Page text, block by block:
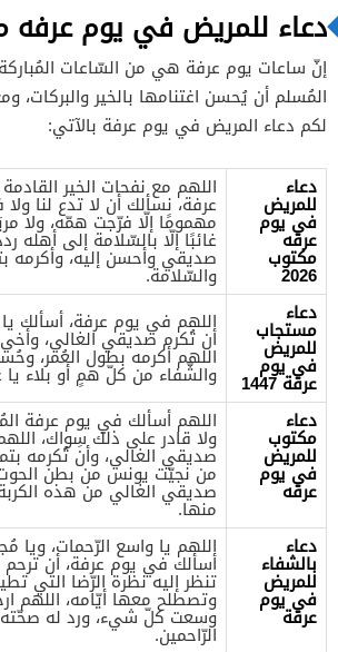
دعاء للمريض في يوم عرفه
إنّ ساعات يوم عرفة هي من السّاعات
المُسلم أن يُحسن اغتنامها بالخير والبركات،
لكم دعاء المريض في يوم عرفة بالآتي:
دعاء
للمريض
في يوم
عرفه
مكتوب
2026
اللهم مع نفحات الخير
عرفة، نسألك أن لا تدع لنا ولا
مهمومًا إلّا فرّجت همّه، ولا
غائبًا إلّا بالسّلامة إلى أهله
صديقي وأحسن إليه، وأكرمه
والسّلامة.
دعاء
مستجاب
للمريض
في يوم
عرفة 1447
اللهم في يوم عرفة، أسألك
أن تُكرم صديقي الغالي،
اللهم أكرمه بطول العُمر،
والشّفاء من كلّ همٍ أو بلاء يا
دعاء
مكتوب
للمريض
في يوم
عرفه
اللهم أسألك في يوم عرفة
ولا قادر على ذلك سِواك،
صديقي الغالي، وأن تُكرمه
من نجيّت يونس من بطن
صديقي الغالي من هذه
منها.
دعاء
بالشفاء
للمريض
في يوم
عرفة
اللهم يا واسع الرّحمات، ويا
أسألك في يوم عرفة، أن
تنظر إليه نظرة الرّضا التي
وتصطلح معها أيّامه، اللهم
وسعت كلّ شيء، ورد له صحّته
الرّاحمين.